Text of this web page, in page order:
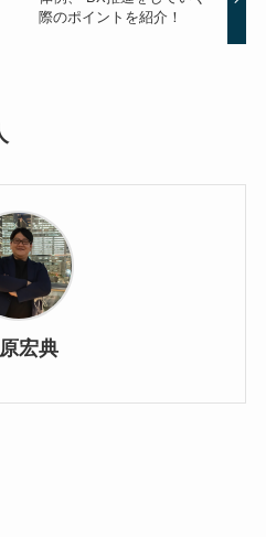
際のポイントを紹介！
宏典